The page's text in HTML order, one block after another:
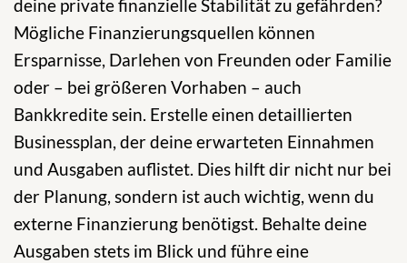
deine private finanzielle Stabilität zu gefährden?
Mögliche Finanzierungsquellen können
Ersparnisse, Darlehen von Freunden oder Familie
oder – bei größeren Vorhaben – auch
Bankkredite sein. Erstelle einen detaillierten
Businessplan, der deine erwarteten Einnahmen
und Ausgaben auflistet. Dies hilft dir nicht nur bei
der Planung, sondern ist auch wichtig, wenn du
externe Finanzierung benötigst. Behalte deine
Ausgaben stets im Blick und führe eine